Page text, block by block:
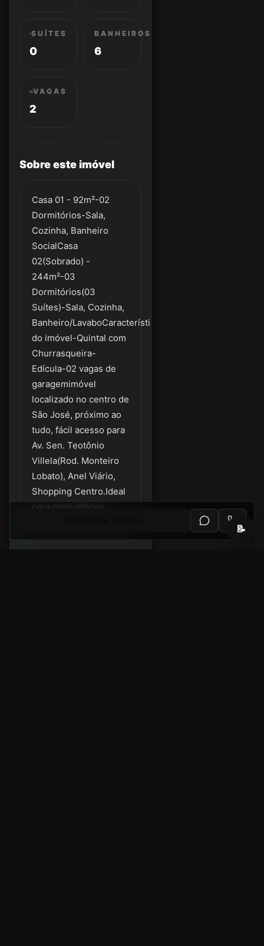
SUÍTES
0
BANHEIROS
6
VAGAS
2
Sobre este imóvel
Casa 01 - 92m²-02
Dormitórios-Sala,
Cozinha, Banheiro
SocialCasa
02(Sobrado) -
244m²-03
Dormitórios(03
Suítes)-Sala, Cozinha,
Banheiro/LavaboCaracterísticas
do imóvel-Quintal com
Churrasqueira-
Edícula-02 vagas de
garagemimóvel
localizado no centro de
São José, próximo ao
tudo, fácil acesso para
Av. Sen. Teotônio
Villela(Rod. Monteiro
Lobato), Anel Viário,
Shopping Centro.Ideal
para consultórios,
📝